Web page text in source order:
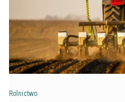
Rolnictwo